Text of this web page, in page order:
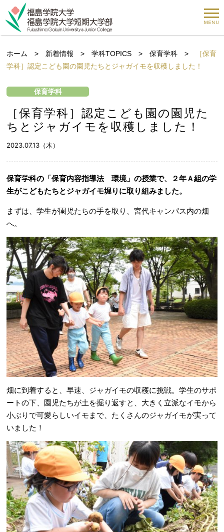
ホーム > 新着情報 >学科TOPICS >保育学科 >
［保育
学科］認定こども園の園児たちとジャガイモを収穫しました！
保育学科
［保育学科］認定こども園の園児た
ちとジャガイモを収穫しました！
2023.07.13（木）
保育学科の「保育内容指導法 環境」の授業で、２年Ａ組の学
生がこどもたちとジャガイモ堀りに取り組みました。
まずは、学生が園児たちの手を取り、宮代キャンパス内の畑
へ。
畑に到着すると、早速、ジャガイモの収穫に挑戦。学生のサポ
ートの下、園児たちが土を掘り返すと、大きく立派なイモから
小ぶりで可愛らしいイモまで、たくさんのジャガイモが実って
いました！